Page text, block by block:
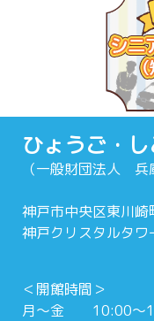
ひょうご・
（一般財団法人 兵
神戸市中央区東川
神戸クリスタルタワ
＜開館時間＞
月～金 10:00～